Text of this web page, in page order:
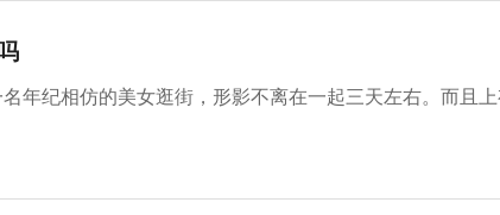
年纪相仿的美女逛街，形影不离在一起三天左右。而且